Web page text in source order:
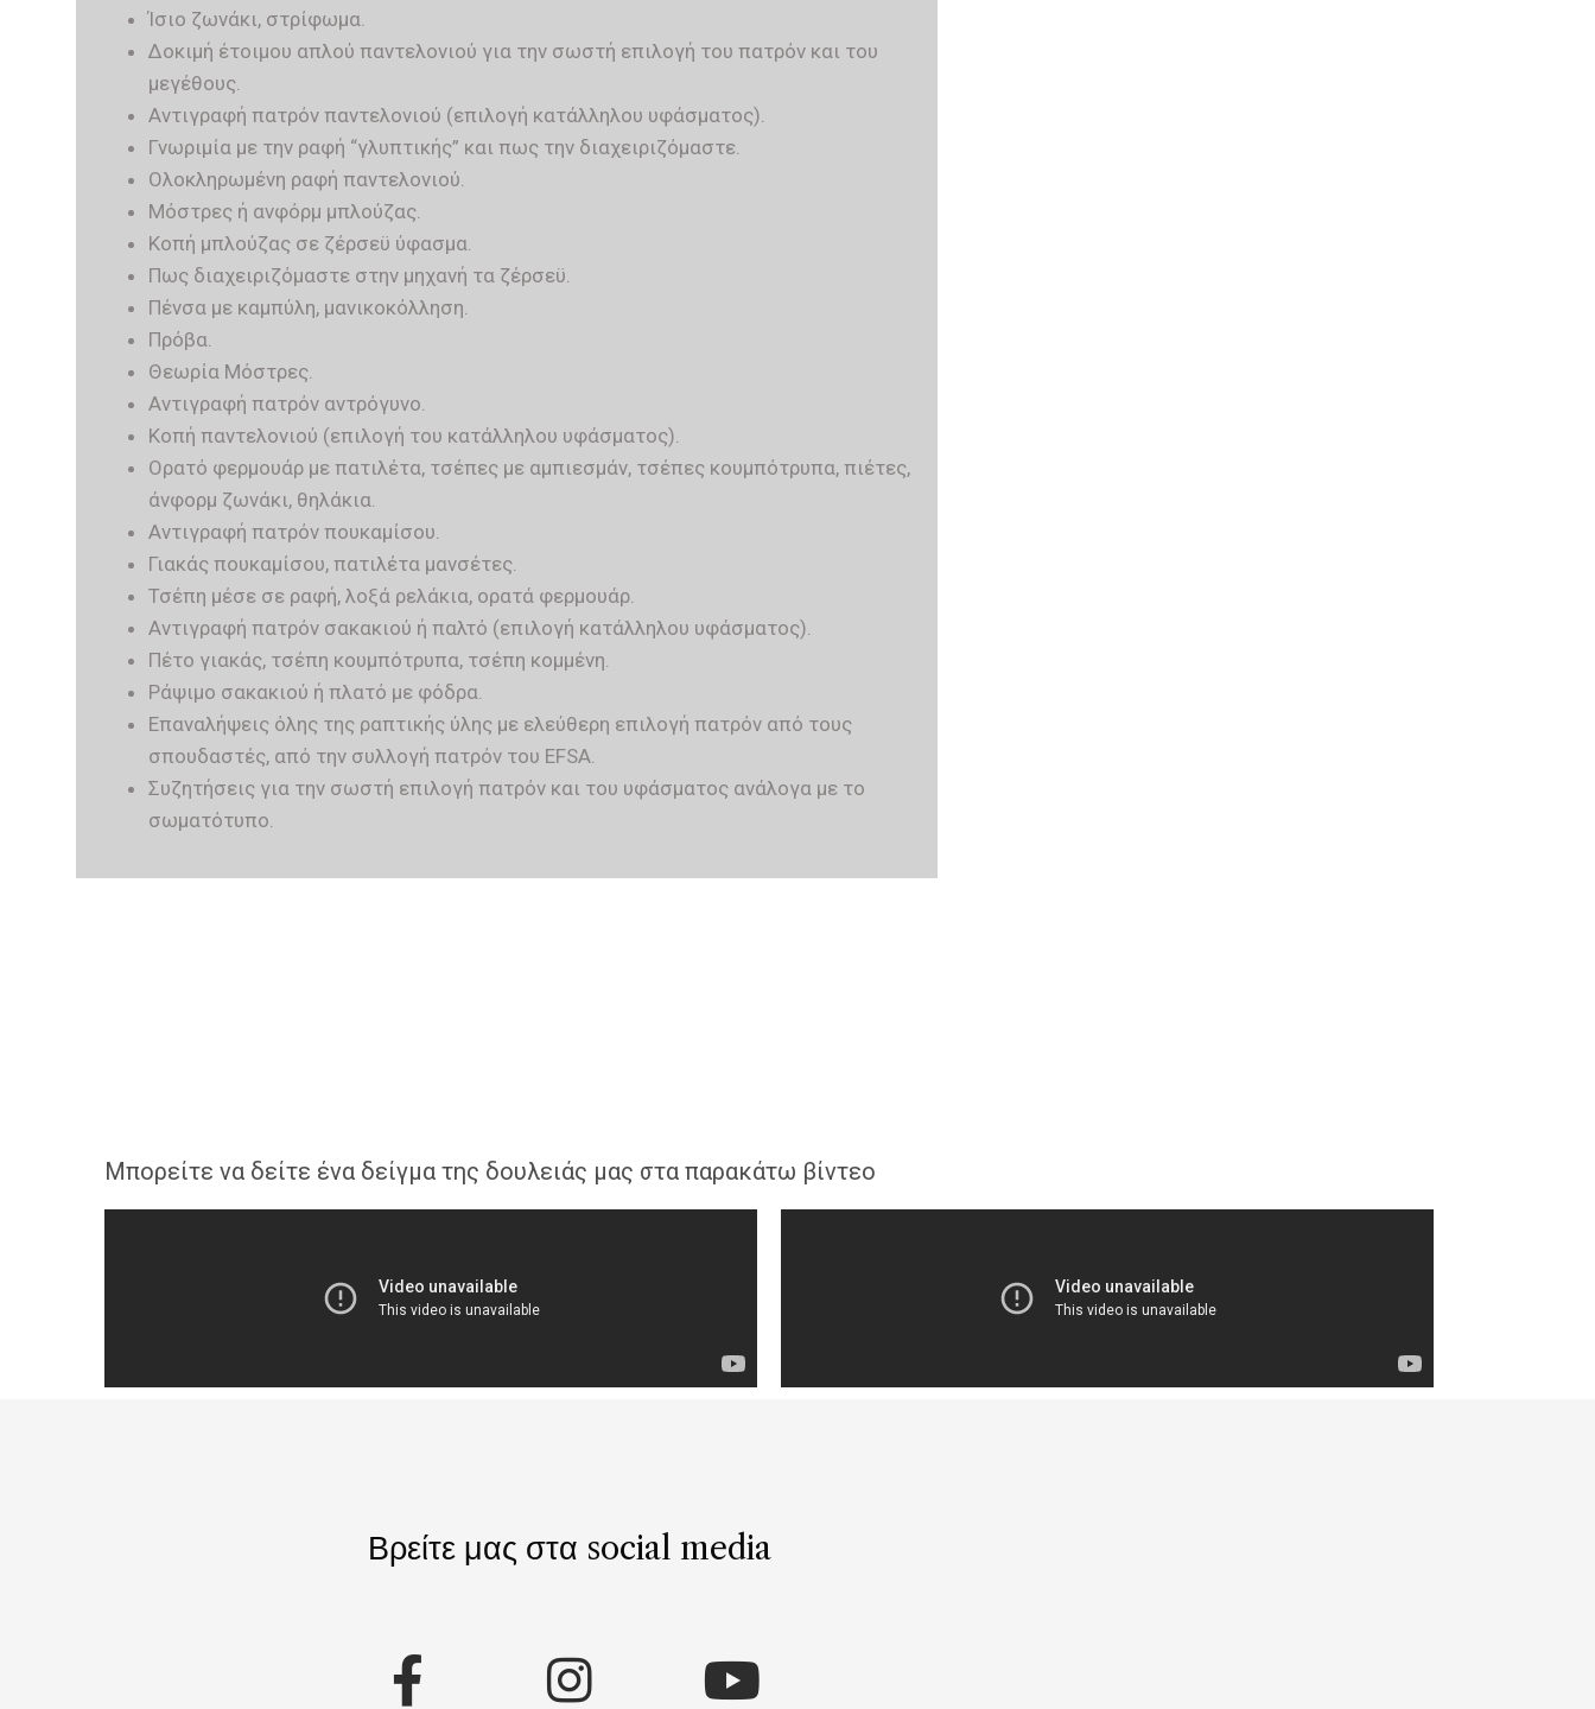
Ίσιο ζωνάκι, στρίφωμα.
Δοκιμή έτοιμου απλού παντελονιού για την σωστή επιλογή του πατρόν και του
μεγέθους.
Αντιγραφή πατρόν παντελονιού (επιλογή κατάλληλου υφάσματος).
Γνωριμία με την ραφή “γλυπτικής” και πως την διαχειριζόμαστε.
Ολοκληρωμένη ραφή παντελονιού.
Μόστρες ή ανφόρμ μπλούζας.
Κοπή μπλούζας σε ζέρσεϋ ύφασμα.
Πως διαχειριζόμαστε στην μηχανή τα ζέρσεϋ.
Πένσα με καμπύλη, μανικοκόλληση.
Πρόβα.
Θεωρία Μόστρες.
Αντιγραφή πατρόν αντρόγυνο.
Κοπή παντελονιού (επιλογή του κατάλληλου υφάσματος).
Ορατό φερμουάρ με πατιλέτα, τσέπες με αμπιεσμάν, τσέπες κουμπότρυπα, πιέτες,
άνφορμ ζωνάκι, θηλάκια.
Αντιγραφή πατρόν πουκαμίσου.
Γιακάς πουκαμίσου, πατιλέτα μανσέτες.
Τσέπη μέσε σε ραφή, λοξά ρελάκια, ορατά φερμουάρ.
Αντιγραφή πατρόν σακακιού ή παλτό (επιλογή κατάλληλου υφάσματος).
Πέτο γιακάς, τσέπη κουμπότρυπα, τσέπη κομμένη.
Ράψιμο σακακιού ή πλατό με φόδρα.
Επαναλήψεις όλης της ραπτικής ύλης με ελεύθερη επιλογή πατρόν από τους
σπουδαστές, από την συλλογή πατρόν του EFSA.
Συζητήσεις για την σωστή επιλογή πατρόν και του υφάσματος ανάλογα με το
σωματότυπο.
Μπορείτε να δείτε ένα δείγμα της δουλειάς μας στα παρακάτω βίντεo
Βρείτε μας στα social media